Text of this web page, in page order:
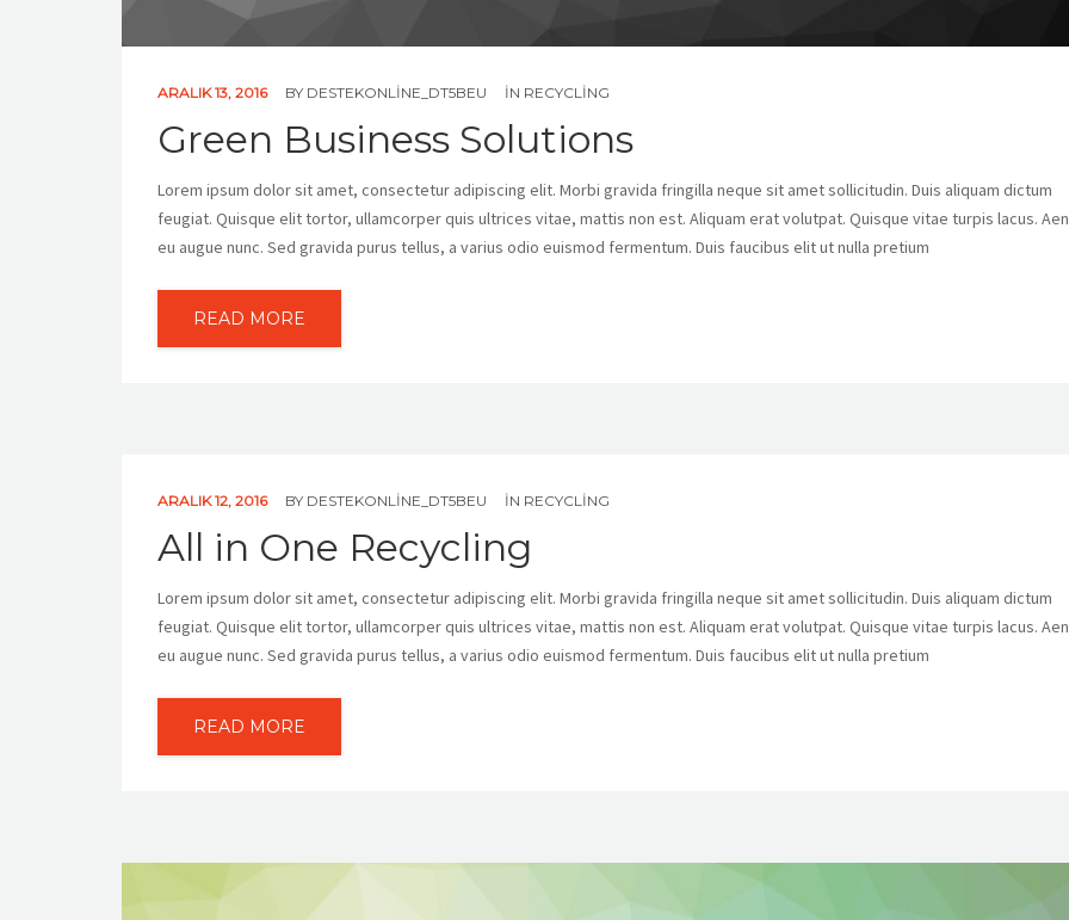
ARALIK 13, 2016 BY DESTEKONLINE_DT5BEU IN RECYCLING
Green Business Solutions
Lorem ipsum dolor sit amet, consectetur adipiscing elit. Morbi gravida fringilla neque sit amet sollicitudin. Duis aliquam dictum
feugiat. Quisque elit tortor, ullamcorper quis ultrices vitae, mattis non est. Aliquam erat volutpat. Quisque vitae turpis lacus.
eu augue nunc. Sed gravida purus tellus, a varius odio euismod fermentum. Duis faucibus elit ut nulla pretium
READ MORE
ARALIK 12, 2016 BY DESTEKONLINE_DT5BEU IN RECYCLING
All in One Recycling
Lorem ipsum dolor sit amet, consectetur adipiscing elit. Morbi gravida fringilla neque sit amet sollicitudin. Duis aliquam dictum
feugiat. Quisque elit tortor, ullamcorper quis ultrices vitae, mattis non est. Aliquam erat volutpat. Quisque vitae turpis lacus.
eu augue nunc. Sed gravida purus tellus, a varius odio euismod fermentum. Duis faucibus elit ut nulla pretium
READ MORE